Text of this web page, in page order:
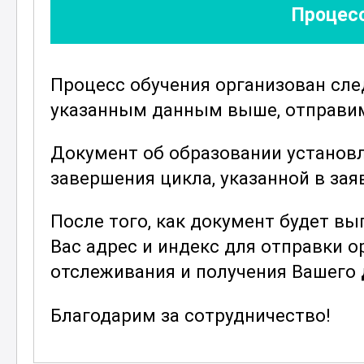
области клеевых технологий.
строительство, автомобильная
другие. Это позволит им
оптимизировать процессы
деятельности.
навыками и знаниями для
Курс "Клеильщик" предоставляет
и получения актуальной
технологиях. Основная цель курса
своей области и повысить их
Процесс обучения организован
указанным данным выше,
Документ об образовании
завершения цикла, указанной в
После того, как документ будет
Вас адрес и индекс для отправки
отслеживания и получения Вашего
Благодарим за сотрудничество!